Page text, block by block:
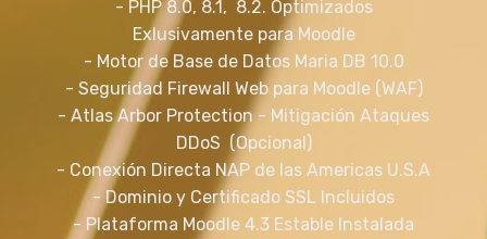
- PHP 8.0, 8.1, 8.2. Optimizados
Exlusivamente para Moodle
- Motor de Base de Datos Maria DB 10.0
- Seguridad Firewall Web para Moodle (WAF)
- Atlas Arbor Protection - Mitigación Ataques
DDoS (Opcional)
- Conexión Directa NAP de las Americas U.S.A
- Dominio y Certificado SSL Incluidos
- Plataforma Moodle 4.3 Estable Instalada